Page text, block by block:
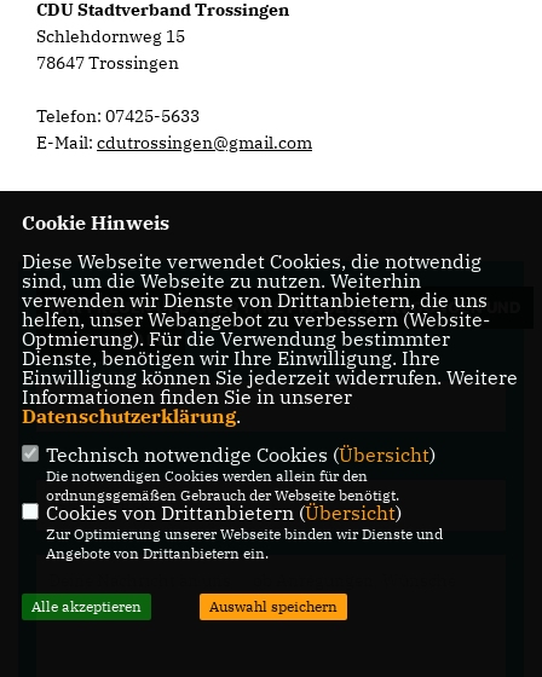
CDU Stadtverband Trossingen
Schlehdornweg 15
78647 Trossingen
Telefon: 07425-5633
E-Mail: cdutrossingen@gmail.com
WIR FREUEN UNS ÜBER IHRE FRAGEN, ANREGUNGEN UND
KOMMENTARE.
Cookie Hinweis
Diese Webseite verwendet Cookies, die notwendig
sind, um die Webseite zu nutzen. Weiterhin
verwenden wir Dienste von Drittanbietern, die uns
helfen, unser Webangebot zu verbessern (Website-
Optmierung). Für die Verwendung bestimmter
Dienste, benötigen wir Ihre Einwilligung. Ihre
Einwilligung können Sie jederzeit widerrufen. Weitere
Informationen finden Sie in unserer
Datenschutzerklärung.
Technisch notwendige Cookies (Übersicht)
Die notwendigen Cookies werden allein für den
ordnungsgemäßen Gebrauch der Webseite benötigt.
Cookies von Drittanbietern (Übersicht)
Zur Optimierung unserer Webseite binden wir Dienste und
Angebote von Drittanbietern ein.
Alle akzeptieren Auswahl speichern